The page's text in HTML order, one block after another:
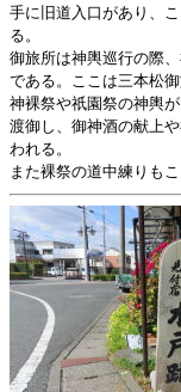
手に旧道入口があり、
る。
御旅所は神輿巡行の際
である。ここは三本松
神裸祭や祇園祭の神輿
渡御し、御神酒の献上
われる。
また裸祭の道中練りもこ